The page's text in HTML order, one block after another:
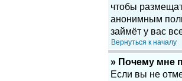
чтобы
анонимным
займёт у вас
Вернуться к началу
» Почему мне
Если вы не